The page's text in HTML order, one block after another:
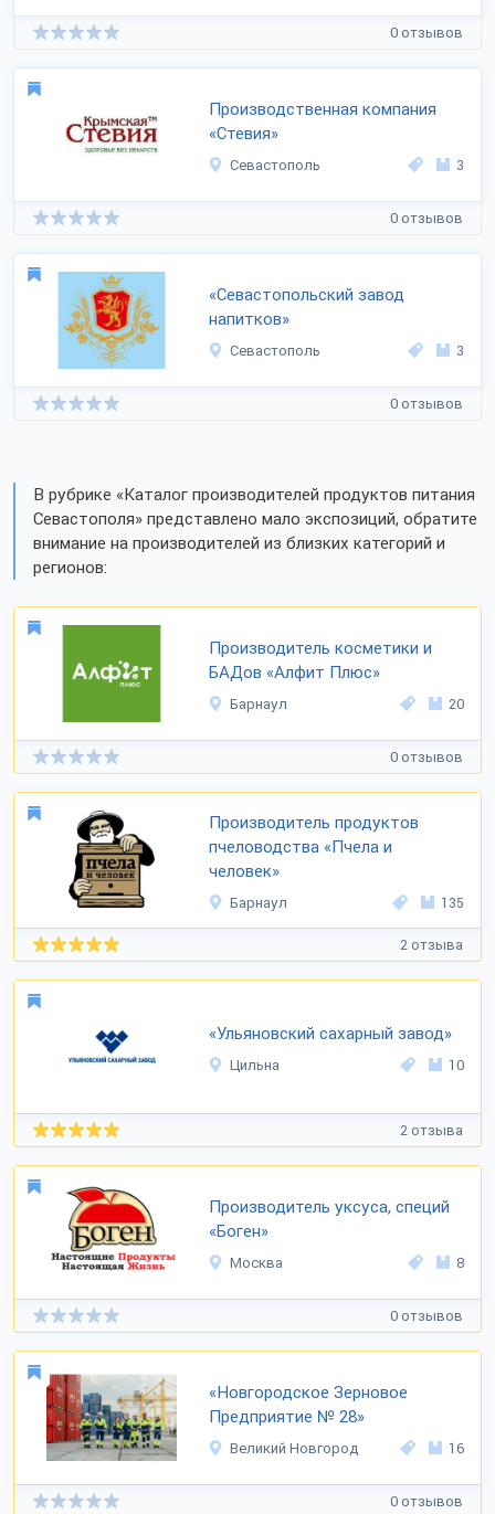
0 отзывов
Производственная компания
«Стевия»
Севастополь 3
0 отзывов
«Севастопольский завод
напитков»
Севастополь 3
0 отзывов
В рубрике «Каталог производителей продуктов питания
Севастополя» представлено мало экспозиций, обратите
внимание на производителей из близких категорий и
регионов:
Производитель косметики и
БАДов «Алфит Плюс»
Барнаул 20
0 отзывов
Производитель продуктов
пчеловодства «Пчела и
человек»
Барнаул 135
2 отзыва
«Ульяновский сахарный завод»
Цильна 10
2 отзыва
Производитель уксуса, специй
«Боген»
Москва 8
0 отзывов
«Новгородское Зерновое
Предприятие № 28»
Великий Новгород 16
0 отзывов